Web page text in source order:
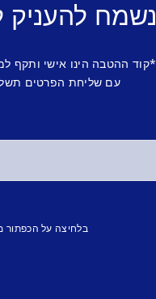
נשמח
*קוד ההטבה הינו אישי ותקף
עם שליחת הפרטים
בלחיצה על